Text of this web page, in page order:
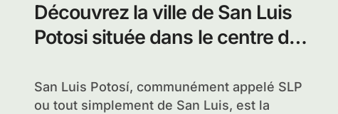
Découvrez la ville de San Luis
Potosi située dans le centre du
San Luis Potosí, communément appelé SLP
ou tout simplement de San Luis, est la